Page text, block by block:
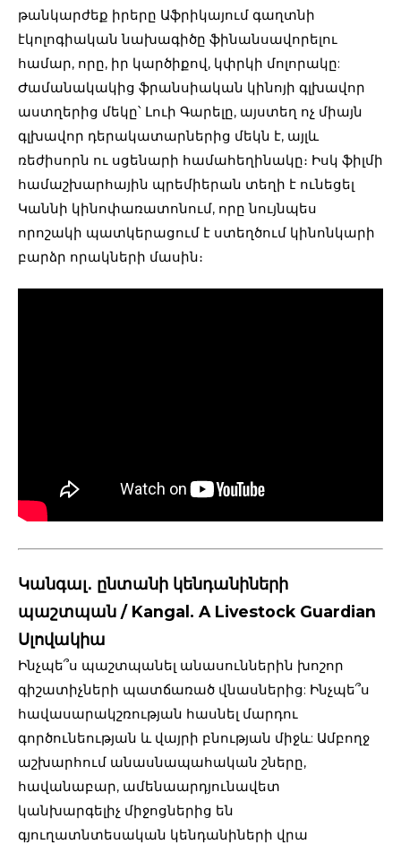
թանկարժեք իրերը Աֆրիկայում գաղտնի
էկոլոգիական նախագիծը ֆինանսավորելու
համար, որը, իր կարծիքով, կփրկի մոլորակը:
Ժամանակակից ֆրանսիական կինոյի գլխավոր
աստղերից մեկը՝ Լուի Գարելը, այստեղ ոչ միայն
գլխավոր դերակատարներից մեկն է, այլև
ռեժիսորն ու սցենարի համահեղինակը։ Իսկ ֆիլմի
համաշխարհային պրեմիերան տեղի է ունեցել
Կաննի կինոփառատոնում, որը նույնպես
որոշակի պատկերացում է ստեղծում կինոնկարի
բարձր որակների մասին։
Կանգալ․ ընտանի կենդանիների
պաշտպան / Kangal. A Livestock Guardian
Սլովակիա
Ինչպե՞ս պաշտպանել անասուններին խոշոր
գիշատիչների պատճառած վնասներից: Ինչպե՞ս
հավասարակշռության հասնել մարդու
գործունեության և վայրի բնության միջև: Ամբողջ
աշխարհում անասնապահական շները,
հավանաբար, ամենաարդյունավետ
կանխարգելիչ միջոցներից են
գյուղատնտեսական կենդանիների վրա